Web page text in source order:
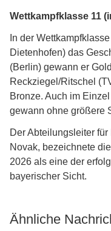
Wettkampfklasse 11
In der
Dietenhofen) das
(Berlin) gewann er
Reckziegel/Ritschel
Bronze. Auch im
gewann ohne größere
Der Abteilungsleiter
Novak, bezeichnete
2026 als eine der
bayerischer Sicht.
Ähnliche